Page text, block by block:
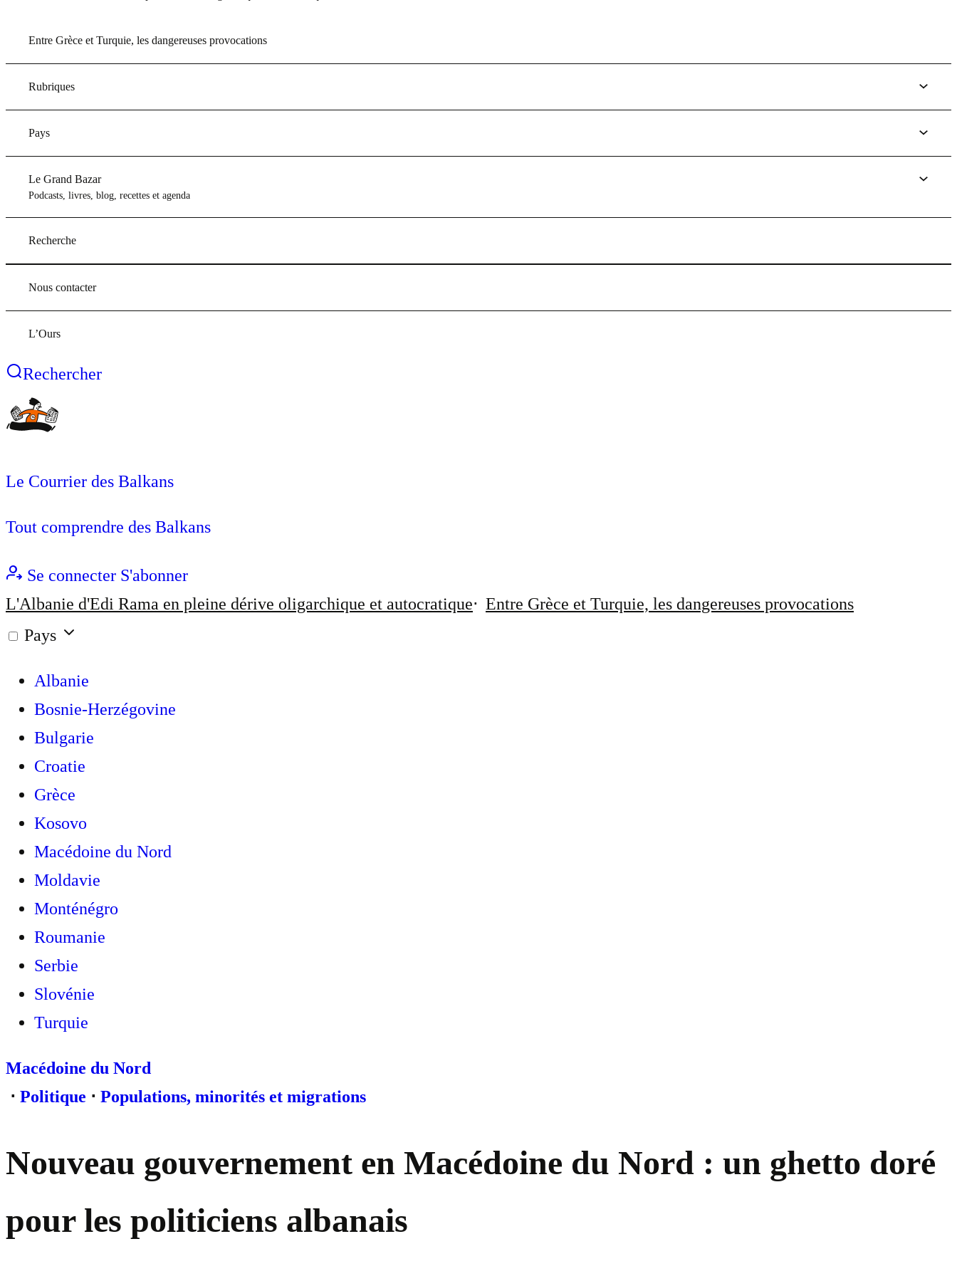
Entre Grèce et Turquie, les dangereuses provocations
Rubriques
Pays
Le Grand Bazar
Podcasts, livres, blog, recettes et agenda
Recherche
Nous contacter
L’Ours
Rechercher
Le Courrier des Balkans
Tout comprendre des Balkans
Se connecter S'abonner
L'Albanie d'Edi Rama en pleine dérive oligarchique et autocratique
Entre Grèce et Turquie, les dangereuses provocations
Pays
Albanie
Bosnie-Herzégovine
Bulgarie
Croatie
Grèce
Kosovo
Macédoine du Nord
Moldavie
Monténégro
Roumanie
Serbie
Slovénie
Turquie
Macédoine du Nord
⋅ Politique ⋅ Populations, minorités et migrations
Nouveau gouvernement en Macédoine du Nord : un ghetto doré
pour les politiciens albanais